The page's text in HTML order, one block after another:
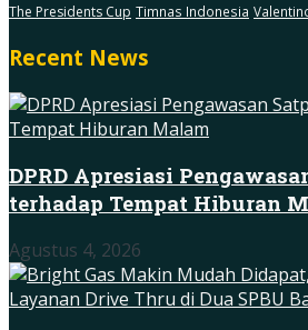
The Presidents Cup Timnas Indonesia
Recent News
DPRD Apresiasi
terhadap Tempat Hiburan
Agustus 4, 2026